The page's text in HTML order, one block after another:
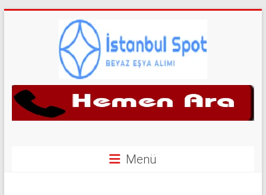
İkinci
El
Menü